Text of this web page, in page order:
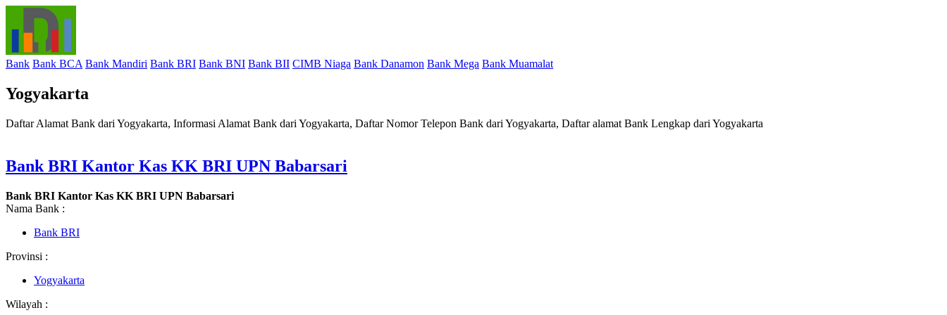
Bank Bank BCA Bank Mandiri Bank BRI Bank BNI Bank BII CIMB Niaga Bank Danamon Bank Mega Bank Muamalat
Yogyakarta
Daftar Alamat Bank dari Yogyakarta, Informasi Alamat Bank dari Yogyakarta, Daftar Nomor Telepon Bank dari Yogyakarta, Daftar alamat Bank Lengkap dari Yogyakarta
Bank BRI Kantor Kas KK BRI UPN Babarsari
Bank BRI Kantor Kas KK BRI UPN Babarsari
Nama Bank :
Bank BRI
Provinsi :
Yogyakarta
Wilayah :